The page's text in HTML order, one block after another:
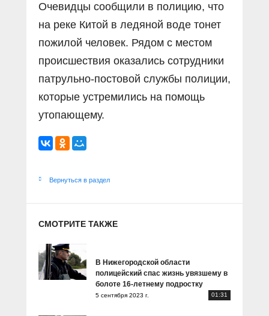
Очевидцы сообщили в полицию, что
на реке Китой в ледяной воде тонет
пожилой человек. Рядом с местом
происшествия оказались сотрудники
патрульно-постовой службы полиции,
которые устремились на помощь
утопающему.
Вернуться в раздел
СМОТРИТЕ ТАКЖЕ
В Нижегородской области
полицейский спас жизнь увязшему в
болоте 16-летнему подростку
5 сентября 2023 г. 01:31